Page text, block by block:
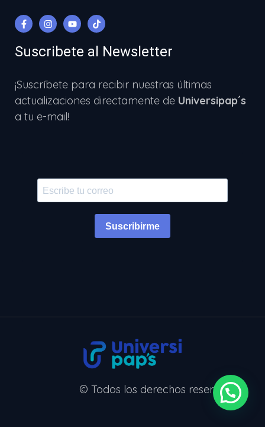
Suscribete al Newsletter
¡Suscríbete para recibir nuestras últimas
actualizaciones directamente de Universipap´s
a tu e-mail!
Suscribirme
© Todos los derechos reservados